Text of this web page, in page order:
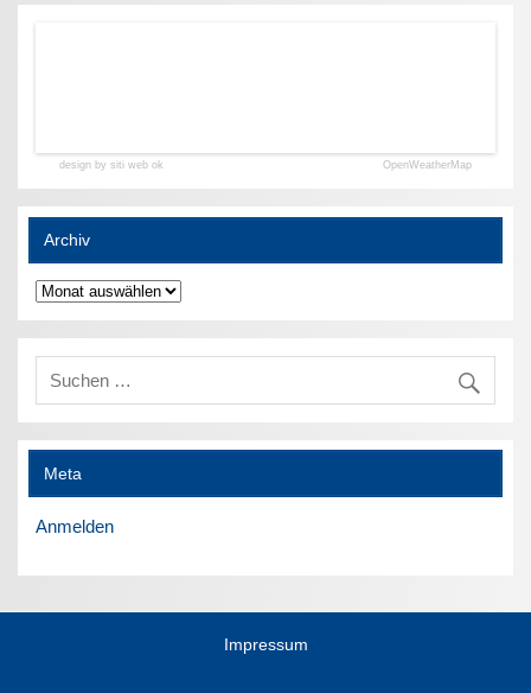
design by siti web ok OpenWeatherMap
Archiv
Archiv
Meta
Anmelden
Impressum